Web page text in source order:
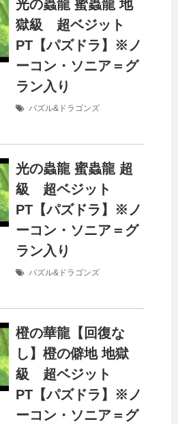
光の蟲龍 蜜蟲龍 地
獄級 超ベジット
PT【パズドラ】※ノ
ーコン・ソニア＝グ
ラン入り
パズル&ドラゴンズ
光の蟲龍 蜜蟲龍 超
級 超ベジット
PT【パズドラ】※ノ
ーコン・ソニア＝グ
ラン入り
パズル&ドラゴンズ
橙の華龍【回復な
し】橙の僻地 地獄
級 超ベジット
PT【パズドラ】※ノ
ーコン・ソニア＝グ